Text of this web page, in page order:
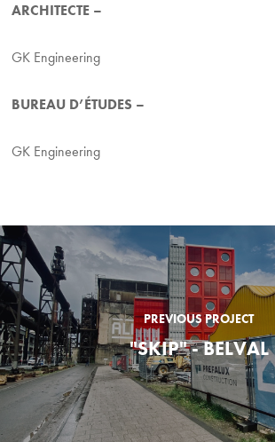
ARCHITECTE –
GK Engineering
BUREAU D’ÉTUDES –
GK Engineering
PREVIOUS PROJECT
"SKIP" - BELVAL